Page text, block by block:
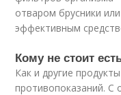
отваром брусники
эффективным
Кому не стоит
Как и другие
противопоказаний.